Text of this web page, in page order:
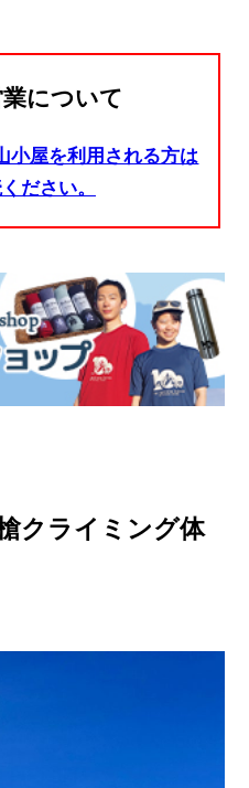
について
小屋を利用される方は
ださい。
クライミング体